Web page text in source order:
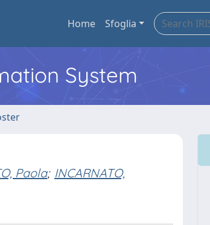
Home Sfoglia
System
Paola; INCARNATO,